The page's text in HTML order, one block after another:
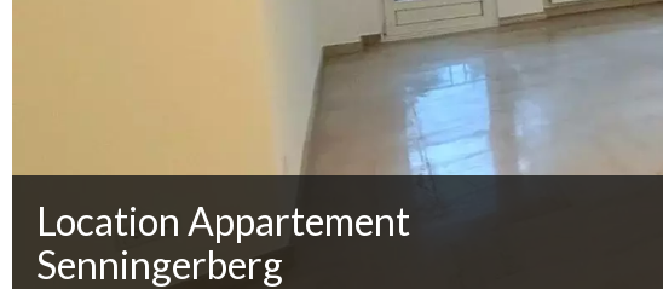
Location Appartement
Senningerberg